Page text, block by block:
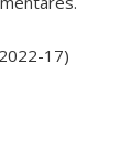
17)